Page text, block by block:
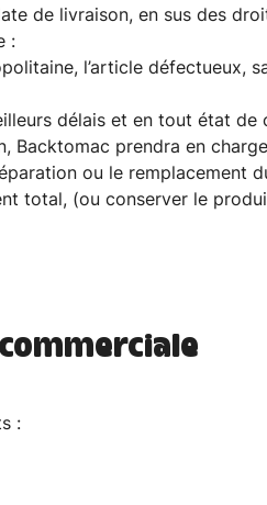
de livraison, en sus des
:
l’article défectueux,
délais et en tout état
prendra en
ou le remplacement
total, (ou conserver le
: